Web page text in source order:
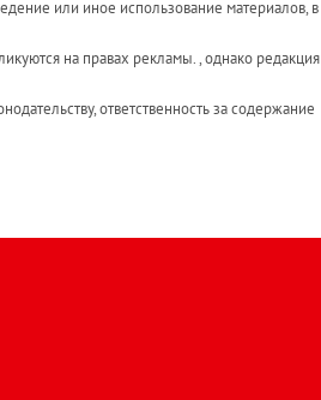
или иное использование материалов, в
на правах рекламы. , однако редакция
ответственность за содержание